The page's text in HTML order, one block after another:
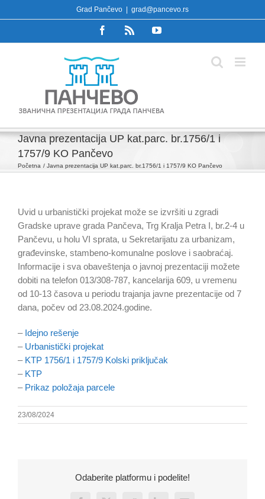
to
Grad Pančevo grad@pancevo.rs
FacebookRss YouTube
Javna prezentacija UP kat.parc. br.1756/1 i
1757/9 KO Pančevo
Početna Javna prezentacija UP kat.parc. br.1756/1 i 1757/9 KO Pančevo
Uvid u urbanistički projekat može se izvršiti u zgradi
Gradske uprave grada Pančeva, Trg Kralja Petra I, br.2-4 u
Pančevu, u holu VI sprata, u Sekretarijatu za urbanizam,
građevinske, stambeno-komunalne poslove i saobraćaj.
Informacije i sva obaveštenja o javnoj prezentaciji možete
dobiti na telefon 013/308-787, kancelarija 609, u vremenu
od 10-13 časova u periodu trajanja javne prezentacije od 7
dana, počev od 23.08.2024.godine.
– Idejno rešenje
– Urbanistički projekat
– KTP 1756/1 i 1757/9 Kolski priključak
– KTP
– Prikaz položaja parcele
23/08/2024
Odaberite platformu i podelite!